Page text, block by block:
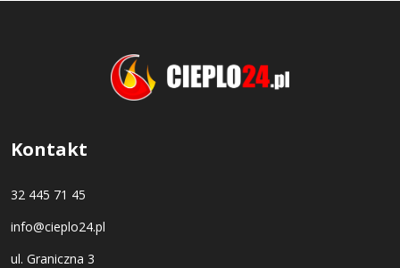
Kontakt
32 445 71 45
info@cieplo24.pl
ul. Graniczna 3